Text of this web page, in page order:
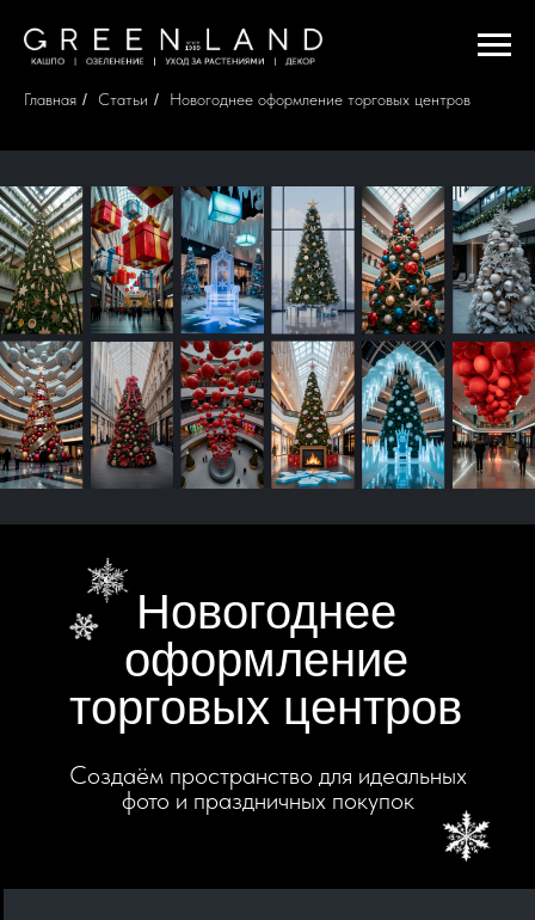
Главная / Статьи / Новогоднее оформление торговых центров
Новогоднее
оформление
торговых центров
Создаём пространство для идеальных
фото и праздничных покупок